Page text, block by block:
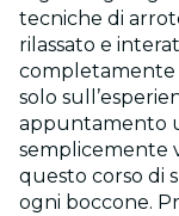
tecniche di
rilassato e
completamente
solo
appuntamento
semplicemente
questo corso di
ogni boccone.